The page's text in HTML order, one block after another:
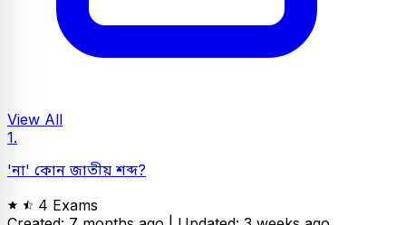
View All
1.
'না' কোন জাতীয় শব্দ?
4 Exams